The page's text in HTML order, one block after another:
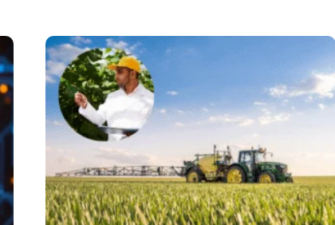
आ
या
म
ण्या
ठी
मु
ला